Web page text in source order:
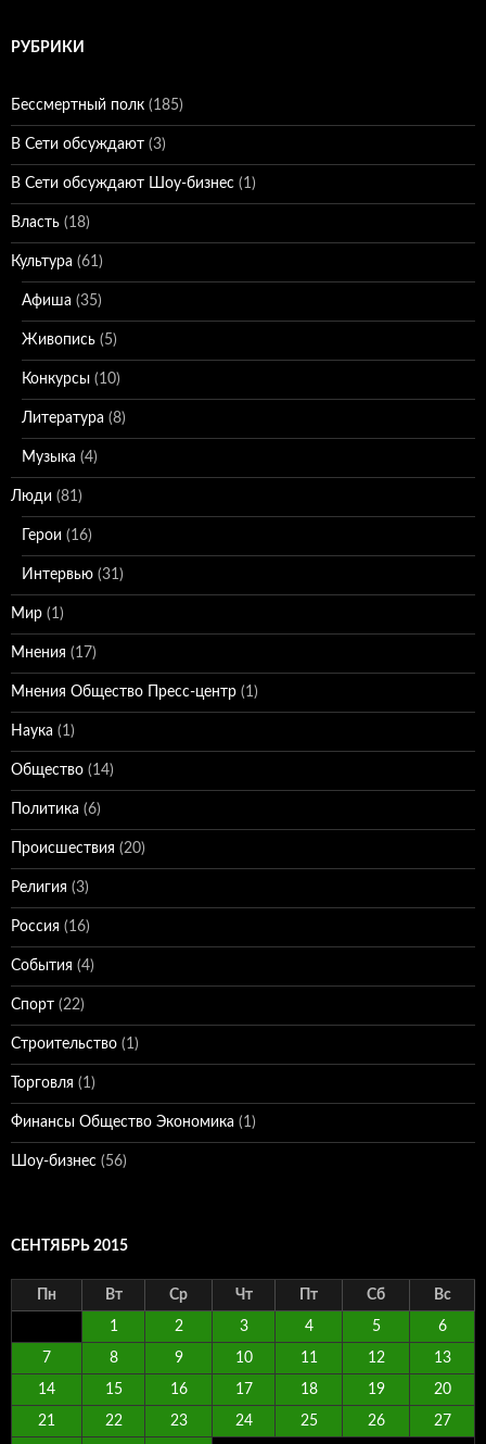
РУБРИКИ
Бессмертный полк (185)
В Сети обсуждают (3)
В Сети обсуждают Шоу-бизнес (1)
Власть (18)
Культура (61)
Афиша (35)
Живопись (5)
Конкурсы (10)
Литература (8)
Музыка (4)
Люди (81)
Герои (16)
Интервью (31)
Мир (1)
Мнения (17)
Мнения Общество Пресс-центр (1)
Наука (1)
Общество (14)
Политика (6)
Происшествия (20)
Религия (3)
Россия (16)
События (4)
Спорт (22)
Строительство (1)
Торговля (1)
Финансы Общество Экономика (1)
Шоу-бизнес (56)
СЕНТЯБРЬ 2015
Пн Вт Ср Чт Пт Сб Вс
1 2 3 4 5 6
7 8 9 10 11 12 13
14 15 16 17 18 19 20
21 22 23 24 25 26 27